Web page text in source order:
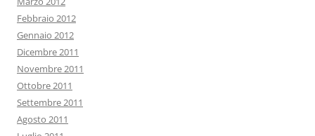
Febbraio 2012
Gennaio 2012
Dicembre 2011
Novembre 2011
Ottobre 2011
Settembre 2011
Agosto 2011